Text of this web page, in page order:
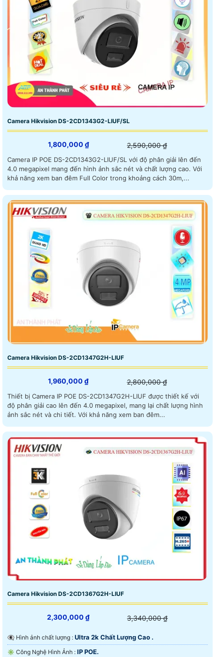
Camera Hikvision DS-2CD1343G2-LIUF/SL
1,800,000 ₫ 2,590,000 ₫
Camera IP POE DS-2CD1343G2-LIUF/SL với độ phân giải lên đến
4.0 megapixel mang đến hình ảnh sắc nét và chất lượng cao. Với
khả năng xem ban đêm Full Color trong khoảng cách 30m,...
Camera Hikvision DS-2CD1347G2H-LIUF
1,960,000 ₫ 2,800,000 ₫
Thiết bị Camera IP POE DS-2CD1347G2H-LIUF được thiết kế với
độ phân giải cao lên đến 4.0 megapixel, mang lại chất lượng hình
ảnh sắc nét và chi tiết. Với khả năng xem ban đêm...
Camera Hikvision DS-2CD1367G2H-LIUF
2,300,000 ₫ 3,340,000 ₫
👁️‍🗨 Hình ảnh chất lượng : Ultra 2k Chất Lượng Cao .
✳️ Công Nghệ Hình Ảnh : IP POE.